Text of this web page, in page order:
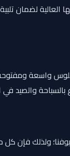
العالية
والصيد في
ولذلك فإن